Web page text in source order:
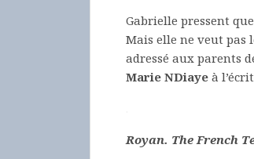
Gabrielle pressent
Mais elle ne veut pas
adressé aux parents
Marie NDiaye à
Royan. The French